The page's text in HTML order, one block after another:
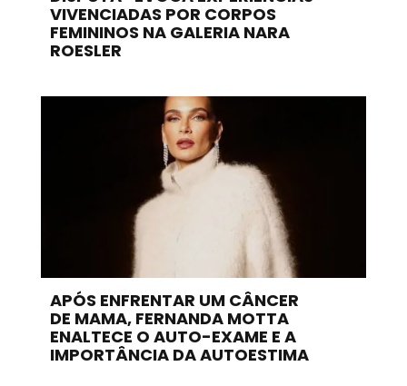
VIVENCIADAS POR CORPOS
FEMININOS NA GALERIA NARA
ROESLER
APÓS ENFRENTAR UM CÂNCER
DE MAMA, FERNANDA MOTTA
ENALTECE O AUTO-EXAME E A
IMPORTÂNCIA DA AUTOESTIMA